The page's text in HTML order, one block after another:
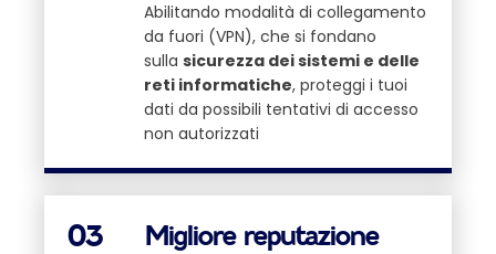
Abilitando modalità di collegamento
da fuori (VPN), che si fondano
sulla sicurezza dei sistemi e delle
reti informatiche, proteggi i tuoi
dati da possibili tentativi di accesso
non autorizzati
03
Migliore reputazione